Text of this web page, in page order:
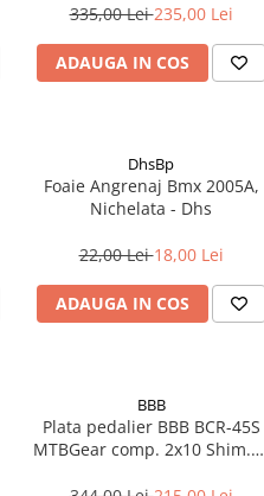
335,00 Lei235,00 Lei
ADAUGA IN COS
DhsBp
Foaie Angrenaj Bmx 2005A,
Nichelata - Dhs
22,00 Lei18,00 Lei
ADAUGA IN COS
BBB
Plata pedalier BBB BCR-45S
MTBGear comp. 2x10 Shim.XT